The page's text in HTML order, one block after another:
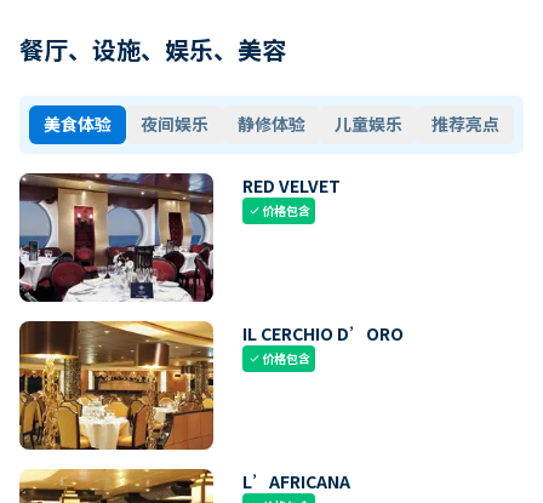
餐厅、设施、娱乐、美容
美食体验 夜间娱乐 静修体验 儿童娱乐 推荐亮点
RED VELVET
check价格包含
IL CERCHIO D’ORO
check价格包含
L’AFRICANA